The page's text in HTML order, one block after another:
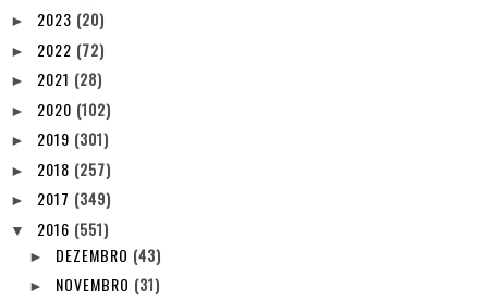
► 2023 (20)
► 2022 (72)
► 2021 (28)
► 2020 (102)
► 2019 (301)
► 2018 (257)
► 2017 (349)
▼ 2016 (551)
► DEZEMBRO (43)
► NOVEMBRO (31)